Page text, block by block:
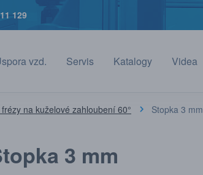
129
vzd. Servis Katalogy Videa
na kuželové zahloubení 60° Stopka 3 mm
3 mm